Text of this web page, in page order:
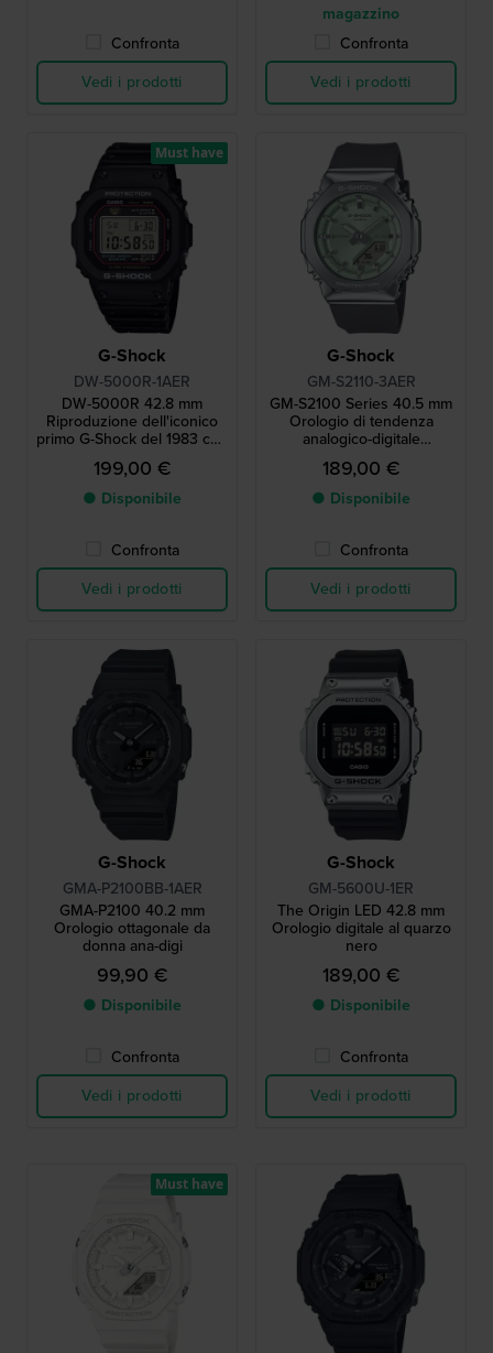
Confronta
Vedi i prodotti
magazzino
Confronta
Vedi i prodotti
G-Shock
DW-5000R-1AER
DW-5000R 42.8 mm
Riproduzione dell'iconico
primo G-Shock del 1983 con
cassa in acciaio
199,00 €
● Disponibile
Confronta
Vedi i prodotti
Must have
G-Shock
GM-S2110-3AER
GM-S2100 Series 40.5 mm
Orologio di tendenza
analogico-digitale
ottagonale
189,00 €
● Disponibile
Confronta
Vedi i prodotti
G-Shock
GMA-P2100BB-1AER
GMA-P2100 40.2 mm
Orologio ottagonale da
donna ana-digi
99,90 €
● Disponibile
Confronta
Vedi i prodotti
G-Shock
GM-5600U-1ER
The Origin LED 42.8 mm
Orologio digitale al quarzo
nero
189,00 €
● Disponibile
Confronta
Vedi i prodotti
Must have